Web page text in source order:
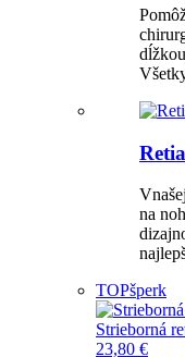
na
TOPšperk
Strieborná
23,80 €